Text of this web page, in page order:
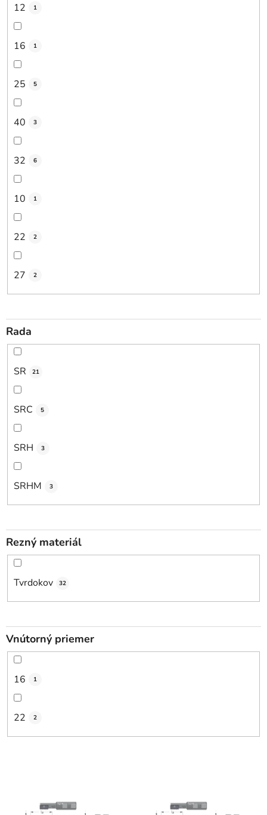
12 1
16 1
25 5
40 3
32 6
10 1
22 2
27 2
Rada
SR 21
SRC 5
SRH 3
SRHM 3
Rezný materiál
Tvrdokov 32
Vnútorný priemer
16 1
22 2